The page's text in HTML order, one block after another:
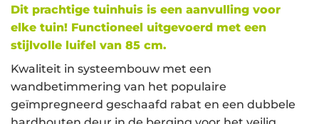
Dit prachtige tuinhuis is een aanvulling voor
elke tuin! Functioneel uitgevoerd met een
stijlvolle luifel van 85 cm.
Kwaliteit in systeembouw met een
wandbetimmering van het populaire
geïmpregneerd geschaafd rabat en een dubbele